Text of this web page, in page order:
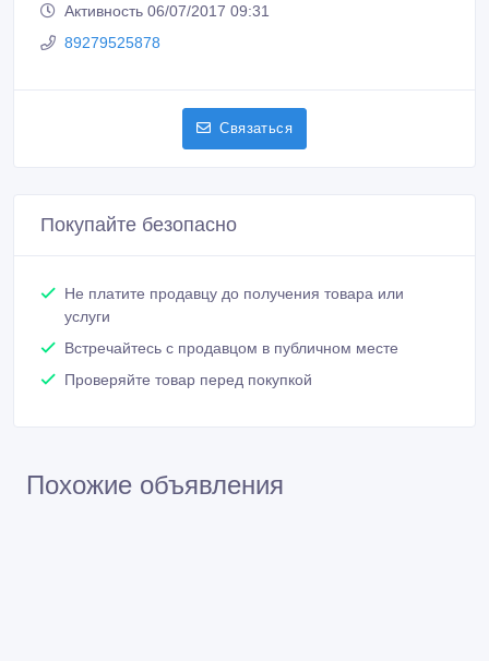
Активность 06/07/2017 09:31
89279525878
Связаться
Покупайте безопасно
Не платите продавцу до получения товара или
услуги
Встречайтесь с продавцом в публичном месте
Проверяйте товар перед покупкой
Похожие объявления